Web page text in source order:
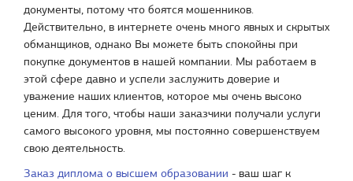
документы, потому что боятся мошенников.
Действительно, в интернете очень много явных и скрытых
обманщиков, однако Вы можете быть спокойны при
покупке документов в нашей компании. Мы работаем в
этой сфере давно и успели заслужить доверие и
уважение наших клиентов, которое мы очень высоко
ценим. Для того, чтобы наши заказчики получали услуги
самого высокого уровня, мы постоянно совершенствуем
свою деятельность.
Заказ диплома о высшем образовании - ваш шаг к